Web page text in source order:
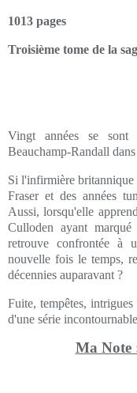
1013 pages
Troisième tome de la
Vingt années se sont
Beauchamp-Randall
Si l'infirmière britannique
Fraser et des années
Aussi, lorsqu'elle
Culloden ayant
retrouve confrontée à
nouvelle fois le temps,
décennies auparavant ?
Fuite, tempêtes,
d'une série
Ma Note